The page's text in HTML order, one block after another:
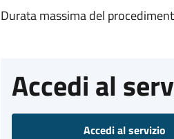
Durata massima del
Accedi al
Accedi al servizio